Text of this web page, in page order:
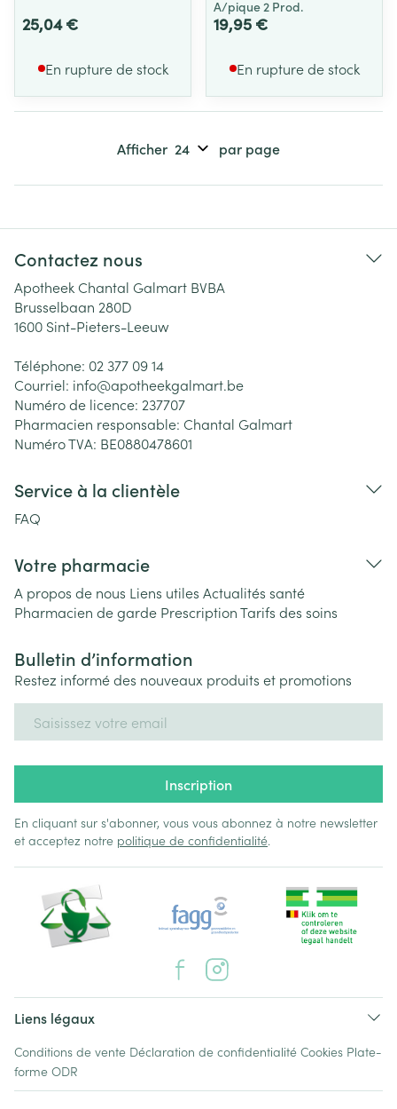
25,04 €
En rupture de stock
A/pique 2 Prod.
19,95 €
En rupture de stock
Afficher par page
Contactez nous
Apotheek Chantal Galmart BVBA
Brusselbaan 280D
1600 Sint-Pieters-Leeuw
Téléphone: 02 377 09 14
Courriel: info@apotheekgalmart.be
Numéro de licence: 237707
Pharmacien responsable: Chantal Galmart
Numéro TVA: BE0880478601
Service à la clientèle
FAQ
Votre pharmacie
A propos de nous Liens utiles Actualités santé
Pharmacien de garde PrescriptionTarifs des soins
Bulletin d’information
Restez informé des nouveaux produits et promotions
Inscription
En cliquant sur s'abonner, vous vous abonnez à notre newsletter
et acceptez notre politique de confidentialité.
Liens légaux
Conditions de vente Déclaration de confidentialité Cookies Plate-
forme ODR